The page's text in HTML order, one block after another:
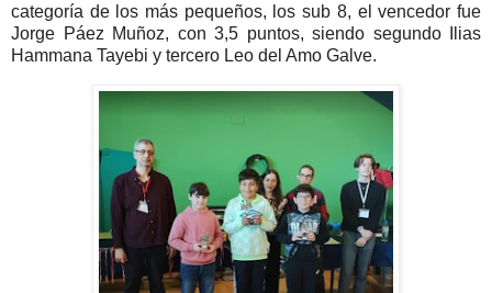
categoría de los más pequeños, los sub 8, el vencedor fue
Jorge Páez Muñoz, con 3,5 puntos, siendo segundo Ilias
Hammana Tayebi y tercero Leo del Amo Galve.